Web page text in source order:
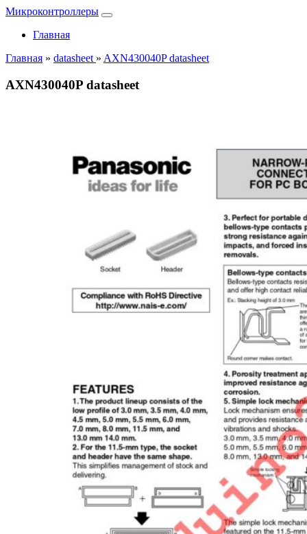
Микроконтроллеры
Главная
Главная » datasheet » AXN430040P datasheet
AXN430040P datasheet